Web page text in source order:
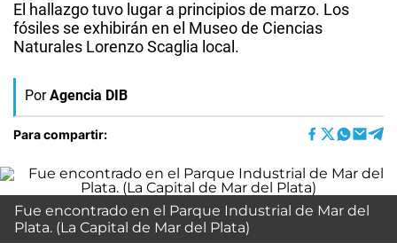
El hallazgo tuvo lugar a principios de marzo. Los
fósiles se exhibirán en el Museo de Ciencias
Naturales Lorenzo Scaglia local.
Por Agencia DIB
Para compartir:
Fue encontrado en el Parque Industrial de Mar del
Plata. (La Capital de Mar del Plata)